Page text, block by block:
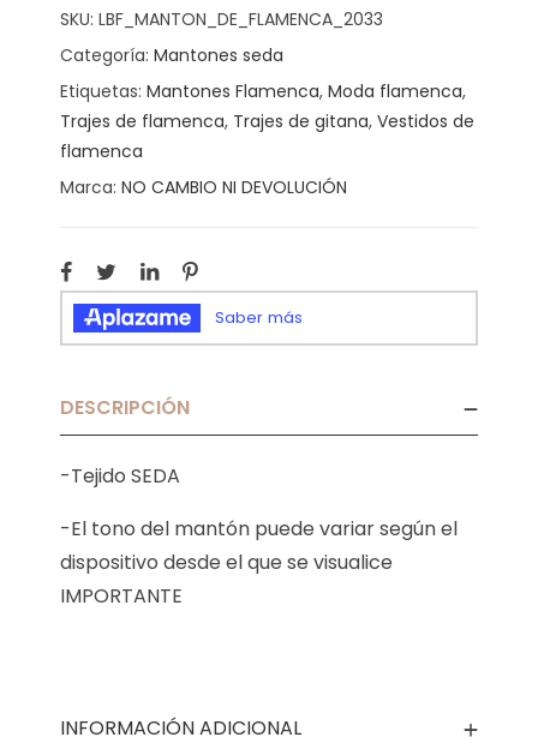
SKU: LBF_MANTON_DE_FLAMENCA_2033
Categoría: Mantones seda
Etiquetas: Mantones Flamenca, Moda flamenca,
Trajes de flamenca, Trajes de gitana, Vestidos de
flamenca
Marca: NO CAMBIO NI DEVOLUCIÓN
DESCRIPCIÓN
-Tejido SEDA
-El tono del mantón puede variar según el
dispositivo desde el que se visualice
IMPORTANTE
INFORMACIÓN ADICIONAL